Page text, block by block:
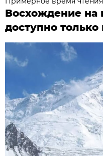
Восхождение на
доступно